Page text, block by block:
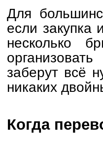
Для
если закупка
несколько
заберут всё
никаких
Когда